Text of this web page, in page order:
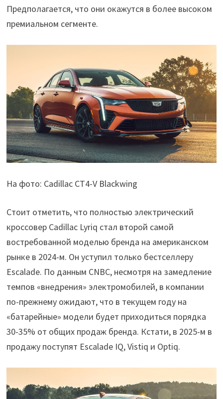
Предполагается, что они окажутся в более высоком
премиальном сегменте.
На фото: Cadillac CT4-V Blackwing
Стоит отметить, что полностью электрический
кроссовер Cadillac Lyriq стал второй самой
востребованной моделью бренда на американском
рынке в 2024-м. Он уступил только бестселлеру
Escalade. По данным CNBC, несмотря на замедление
темпов «внедрения» электромобилей, в компании
по-прежнему ожидают, что в текущем году на
«батарейные» модели будет приходиться порядка
30-35% от общих продаж бренда. Кстати, в 2025-м в
продажу поступят Escalade IQ, Vistiq и Optiq.